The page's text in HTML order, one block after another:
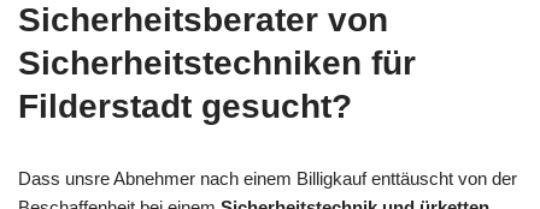
Sicherheitsberater von
Sicherheitstechniken für
Filderstadt gesucht?
Dass unsre Abnehmer nach einem Billigkauf enttäuscht von der